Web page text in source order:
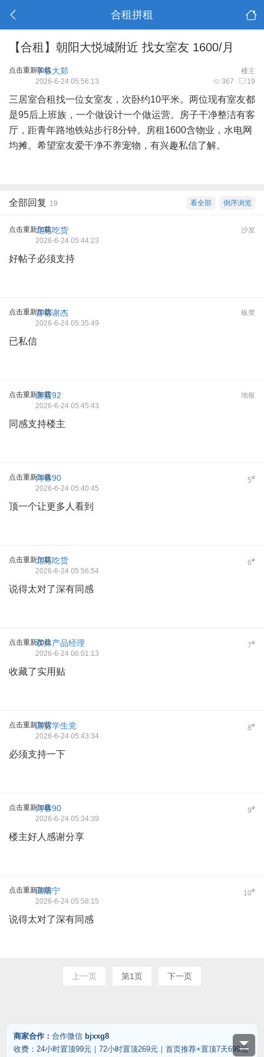
合租拼租
【合租】朝阳大悦城附近 找女室友 1600/月
点击重新加载 楼主
平谷大郑
367 19
2026-6-24 05:56:13
三居室合租找一位女室友，次卧约10平米。两位现有室友都
是95后上班族，一个做设计一个做运营。房子干净整洁有客
厅，距青年路地铁站步行8分钟。房租1600含物业，水电网
均摊。希望室友爱干净不养宠物，有兴趣私信了解。
倒序浏览
看全部
全部回复 19
点击重新加载 沙发
北苑吃货
2026-6-24 05:44:23
好帖子必须支持
点击重新加载 板凳
首都谢杰
2026-6-24 05:35:49
已私信
点击重新加载 地板
唐霞92
2026-6-24 05:45:43
同感支持楼主
点击重新加载 5#
何睿90
2026-6-24 05:40:45
顶一个让更多人看到
点击重新加载 6#
北苑吃货
2026-6-24 05:56:54
说得太对了深有同感
点击重新加载 7#
双井产品经理
2026-6-24 06:01:13
收藏了实用贴
点击重新加载 8#
国贸学生党
2026-6-24 05:43:34
必须支持一下
点击重新加载 9#
何睿90
2026-6-24 05:34:39
楼主好人感谢分享
点击重新加载 10#
田阳宁
2026-6-24 05:58:15
说得太对了深有同感
上一页 第1页 下一页
商家合作： 合作微信 bjxxg8
收费：24小时置顶99元｜72小时置顶269元｜首页推荐+置顶7天699元